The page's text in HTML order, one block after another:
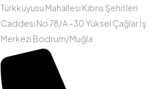
Türkkuyusu Mahallesi Kıbrıs Şehitleri
Caddesi No 78/A -30 Yüksel Çağlar İş
Merkezi Bodrum/Muğla